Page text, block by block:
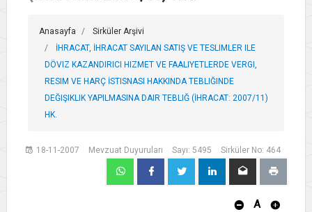
Anasayfa
Sirküler Arşivi
İHRACAT, İHRACAT SAYILAN SATIŞ VE TESLIMLER ILE
DÖVIZ KAZANDIRICI HIZMET VE FAALIYETLERDE VERGI,
RESIM VE HARÇ İSTISNASI HAKKINDA TEBLIĞINDE
DEĞIŞIKLIK YAPILMASINA DAIR TEBLIĞ (İHRACAT: 2007/11)
HK.
18-11-2007 Mevzuat Duyuruları Sayı: 5495 Sirküler No: 464
A